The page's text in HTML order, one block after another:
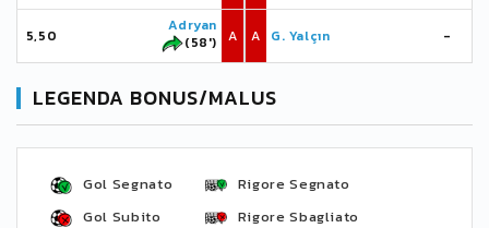
5,50
Adryan
(58')
A A G. Yalçın -
LEGENDA BONUS/MALUS
Gol Segnato
Gol Subito
Rigore Segnato
Rigore Sbagliato